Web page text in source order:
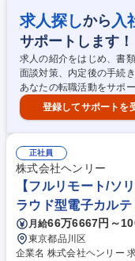
ていただきます。また、
検討なども行います。将
も視野に入れた重要ポジシ
職種 【人事総務部長】ベ
る環境◎
求人探しから 入
サポートします！
求人の紹介をはじめ、書
面談対策、内定後の手続
あなたの転職活動をサポー
登録してサポートを
正社員
株式会社ヘンリー
【フルリモート/ソ
ラウド型電子カル
月給66万6667円～
東京都品川区
企業名 株式会社ヘンリー 求人名 【フルリモート/ソリューション営業(シ